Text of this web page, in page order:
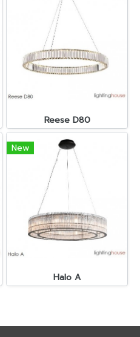
Reese D80
New
Halo A